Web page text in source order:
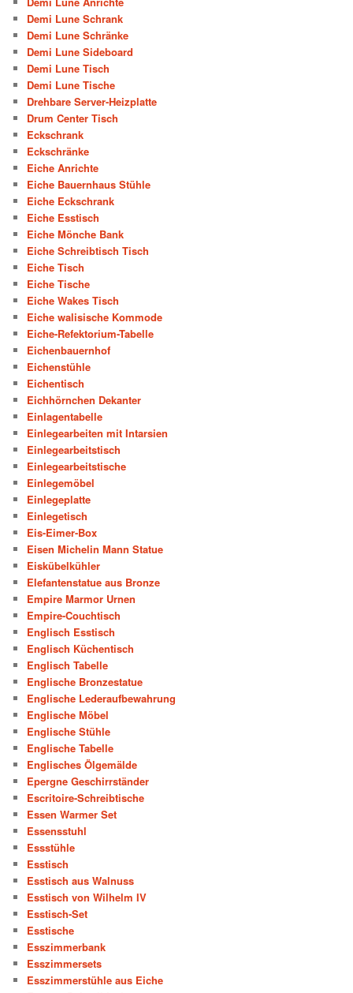
Demi Lune Schrank
Demi Lune Schränke
Demi Lune Sideboard
Demi Lune Tisch
Demi Lune Tische
Drehbare Server-Heizplatte
Drum Center Tisch
Eckschrank
Eckschränke
Eiche Anrichte
Eiche Bauernhaus Stühle
Eiche Eckschrank
Eiche Esstisch
Eiche Mönche Bank
Eiche Schreibtisch Tisch
Eiche Tisch
Eiche Tische
Eiche Wakes Tisch
Eiche walisische Kommode
Eiche-Refektorium-Tabelle
Eichenbauernhof
Eichenstühle
Eichentisch
Eichhörnchen Dekanter
Einlagentabelle
Einlegearbeiten mit Intarsien
Einlegearbeitstisch
Einlegearbeitstische
Einlegemöbel
Einlegeplatte
Einlegetisch
Eis-Eimer-Box
Eisen Michelin Mann Statue
Eiskübelkühler
Elefantenstatue aus Bronze
Empire Marmor Urnen
Empire-Couchtisch
Englisch Esstisch
Englisch Küchentisch
Englisch Tabelle
Englische Bronzestatue
Englische Lederaufbewahrung
Englische Möbel
Englische Stühle
Englische Tabelle
Englisches Ölgemälde
Epergne Geschirrständer
Escritoire-Schreibtische
Essen Warmer Set
Essensstuhl
Essstühle
Esstisch
Esstisch aus Walnuss
Esstisch von Wilhelm IV
Esstisch-Set
Esstische
Esszimmerbank
Esszimmersets
Esszimmerstühle aus Eiche